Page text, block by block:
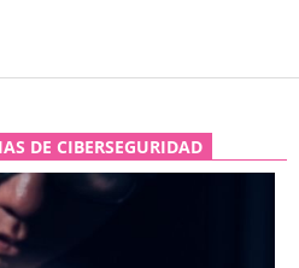
DE CIBERSEGURIDAD